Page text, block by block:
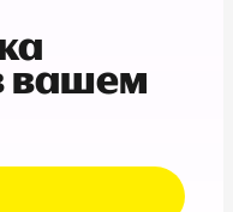
вашем